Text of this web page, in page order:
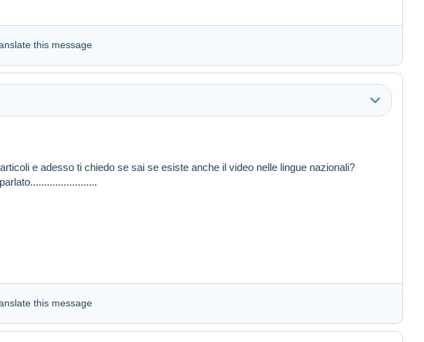
this message
e adesso ti chiedo se sai se esiste anche il video nelle lingue nazionali?
this message